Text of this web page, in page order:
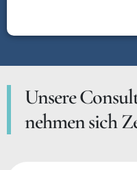
Unsere
nehmen sich